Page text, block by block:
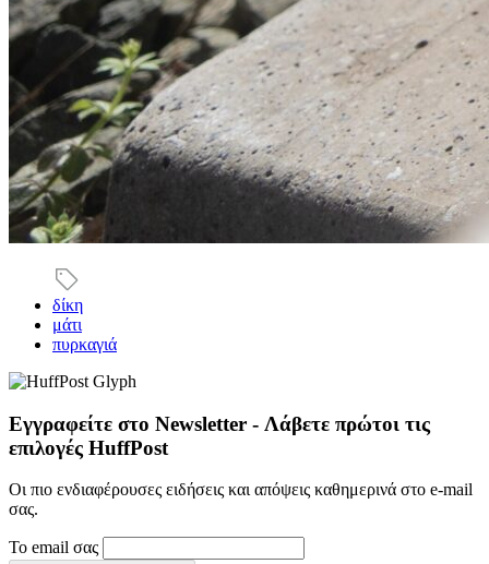
δίκη
μάτι
πυρκαγιά
Εγγραφείτε στο Newsletter - Λάβετε πρώτοι τις
επιλογές HuffPost
Οι πιο ενδιαφέρουσες ειδήσεις και απόψεις καθημερινά στο e-mail
σας.
Το email σας